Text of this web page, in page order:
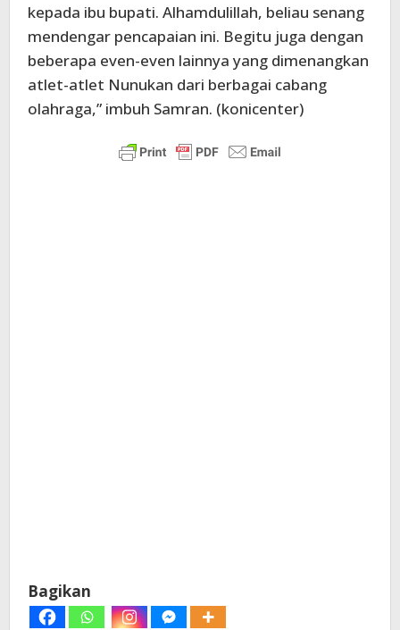
kepada ibu bupati. Alhamdulillah, beliau senang
mendengar pencapaian ini. Begitu juga dengan
beberapa even-even lainnya yang dimenangkan
atlet-atlet Nunukan dari berbagai cabang
olahraga,” imbuh Samran. (konicenter)
Bagikan